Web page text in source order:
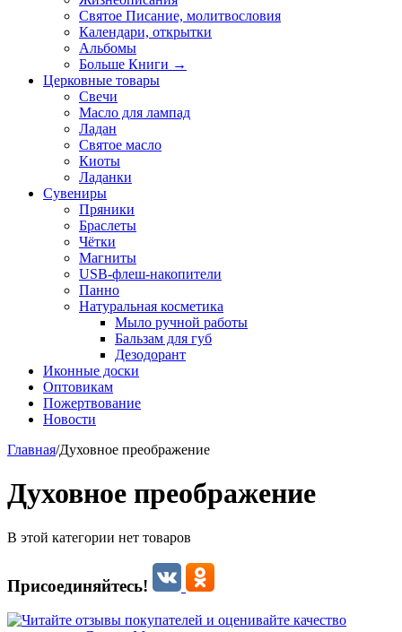
Святое Писание, молитвословия
Календари, открытки
Альбомы
Больше Книги →
Церковные товары
Свечи
Масло для лампад
Ладан
Святое масло
Киоты
Ладанки
Сувениры
Пряники
Браслеты
Чётки
Магниты
USB-флеш-накопители
Панно
Натуральная косметика
Мыло ручной работы
Бальзам для губ
Дезодорант
Иконные доски
Оптовикам
Пожертвование
Новости
Главная/Духовное преображение
Духовное преображение
В этой категории нет товаров
Присоединяйтесь!